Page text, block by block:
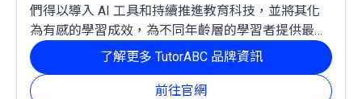
們得以導入 AI 工具和持續推進教育科技，並將其化
為有感的學習成效，為不同年齡層的學習者提供最穩
定且有效的成長路徑。
前往官網
了解更多 TutorABC 品牌資訊